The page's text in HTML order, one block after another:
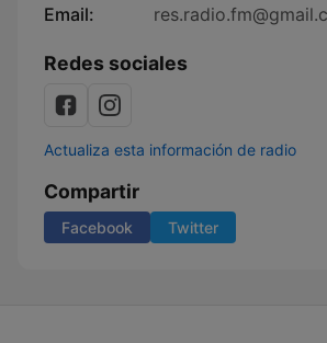
Email:
Redes sociales
Actualiza esta información de radio
Compartir
Facebook Twitter